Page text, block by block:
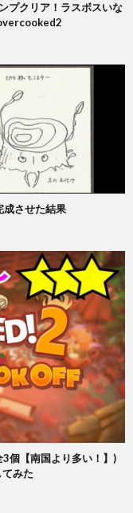
プクリア！ラスボスいな
成させた結果
3個【南国より多い！】)
みた